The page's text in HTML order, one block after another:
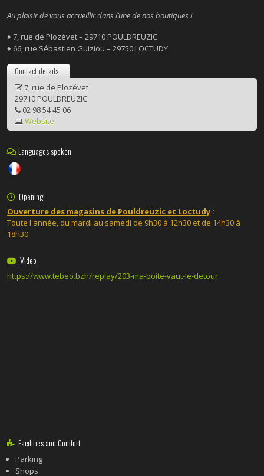
Au plaisir de vous accueillir dans l’une de nos boutiques !
♦ 7, rue de Plozévet – 29710 POULDREUZIC
♦ 66, rue Sébastien Guiziou – 29750 LOCTUDY
Contact details
7, rue de Plozévet
29710 POULDREUZIC
02 98 54 45 06
Website
Languages spoken
Opening
Ouverture des magasins de Pouldreuzic et Loctudy :
Toute l'année, du mardi au samedi de 9h30 à 12h30 et de 14h30 à
18h30
Video
https://www.tebeo.bzh/replay/203-ma-boite-vaut-le-detour
Facilities and Comfort
Parking
Shops